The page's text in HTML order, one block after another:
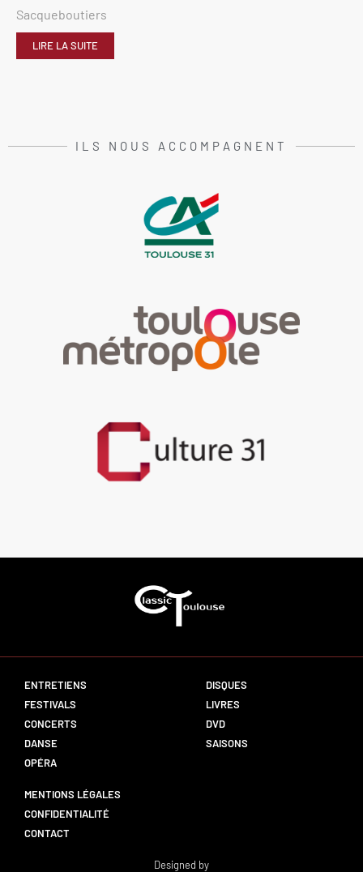
Sacqueboutiers
LIRE LA SUITE
ILS NOUS ACCOMPAGNENT
ENTRETIENS
FESTIVALS
CONCERTS
DANSE
OPÉRA
DISQUES
LIVRES
DVD
SAISONS
MENTIONS LÉGALES
CONFIDENTIALITÉ
CONTACT
Designed by